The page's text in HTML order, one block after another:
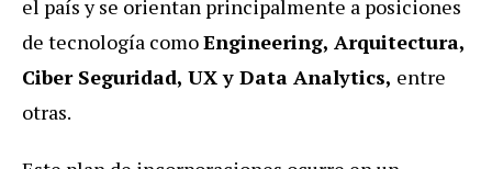
el país y se orientan principalmente a posiciones
de tecnología comoEngineering, Arquitectura,
Ciber Seguridad, UX y Data Analytics, entre
otras.